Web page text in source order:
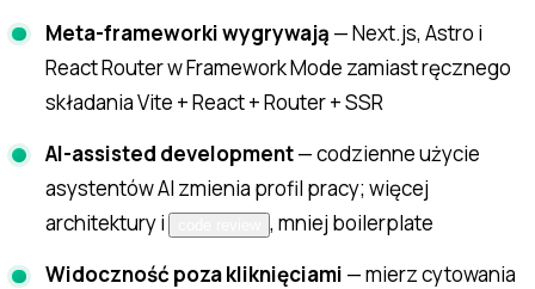
Meta-frameworki wygrywają — Next.js, Astro i
React Router w Framework Mode zamiast ręcznego
składania Vite + React + Router + SSR
AI-assisted development— codzienne użycie
asystentów AI zmienia profil pracy; więcej
architektury i
, mniej boilerplate
Widoczność poza kliknięciami — mierz cytowania